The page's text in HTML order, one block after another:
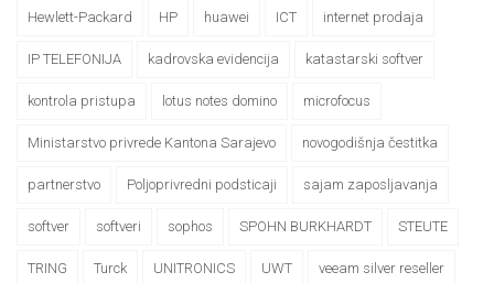
Hewlett-Packard HP huawei ICT internet prodaja
IP TELEFONIJA kadrovska evidencija katastarski softver
kontrola pristupa lotus notes domino microfocus
Ministarstvo privrede Kantona Sarajevo novogodišnja čestitka
partnerstvo Poljoprivredni podsticaji sajam zaposljavanja
softver softveri sophos SPOHN BURKHARDT STEUTE
TRING Turck UNITRONICS UWT veeam silver reseller